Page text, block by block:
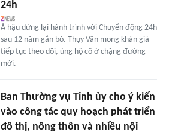
24h
Á hậu dừng lại hành trình với Chuyển động 24h
sau 12 năm gắn bó. Thụy Vân mong khán giả
tiếp tục theo dõi, ủng hộ cô ở chặng đường
mới.
Ban Thường vụ Tỉnh ủy cho ý kiến
vào công tác quy hoạch phát triển
đô thị, nông thôn và nhiều nội